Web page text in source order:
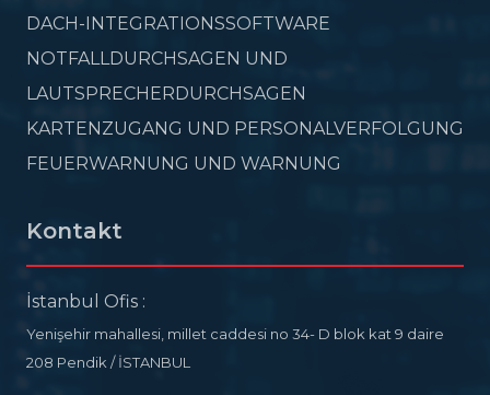
DACH-INTEGRATIONSSOFTWARE
NOTFALLDURCHSAGEN UND
LAUTSPRECHERDURCHSAGEN
KARTENZUGANG UND PERSONALVERFOLGUNG
FEUERWARNUNG UND WARNUNG
Kontakt
İstanbul Ofis :
Yenişehir mahallesi, millet caddesi no 34- D blok kat 9 daire
208 Pendik / İSTANBUL